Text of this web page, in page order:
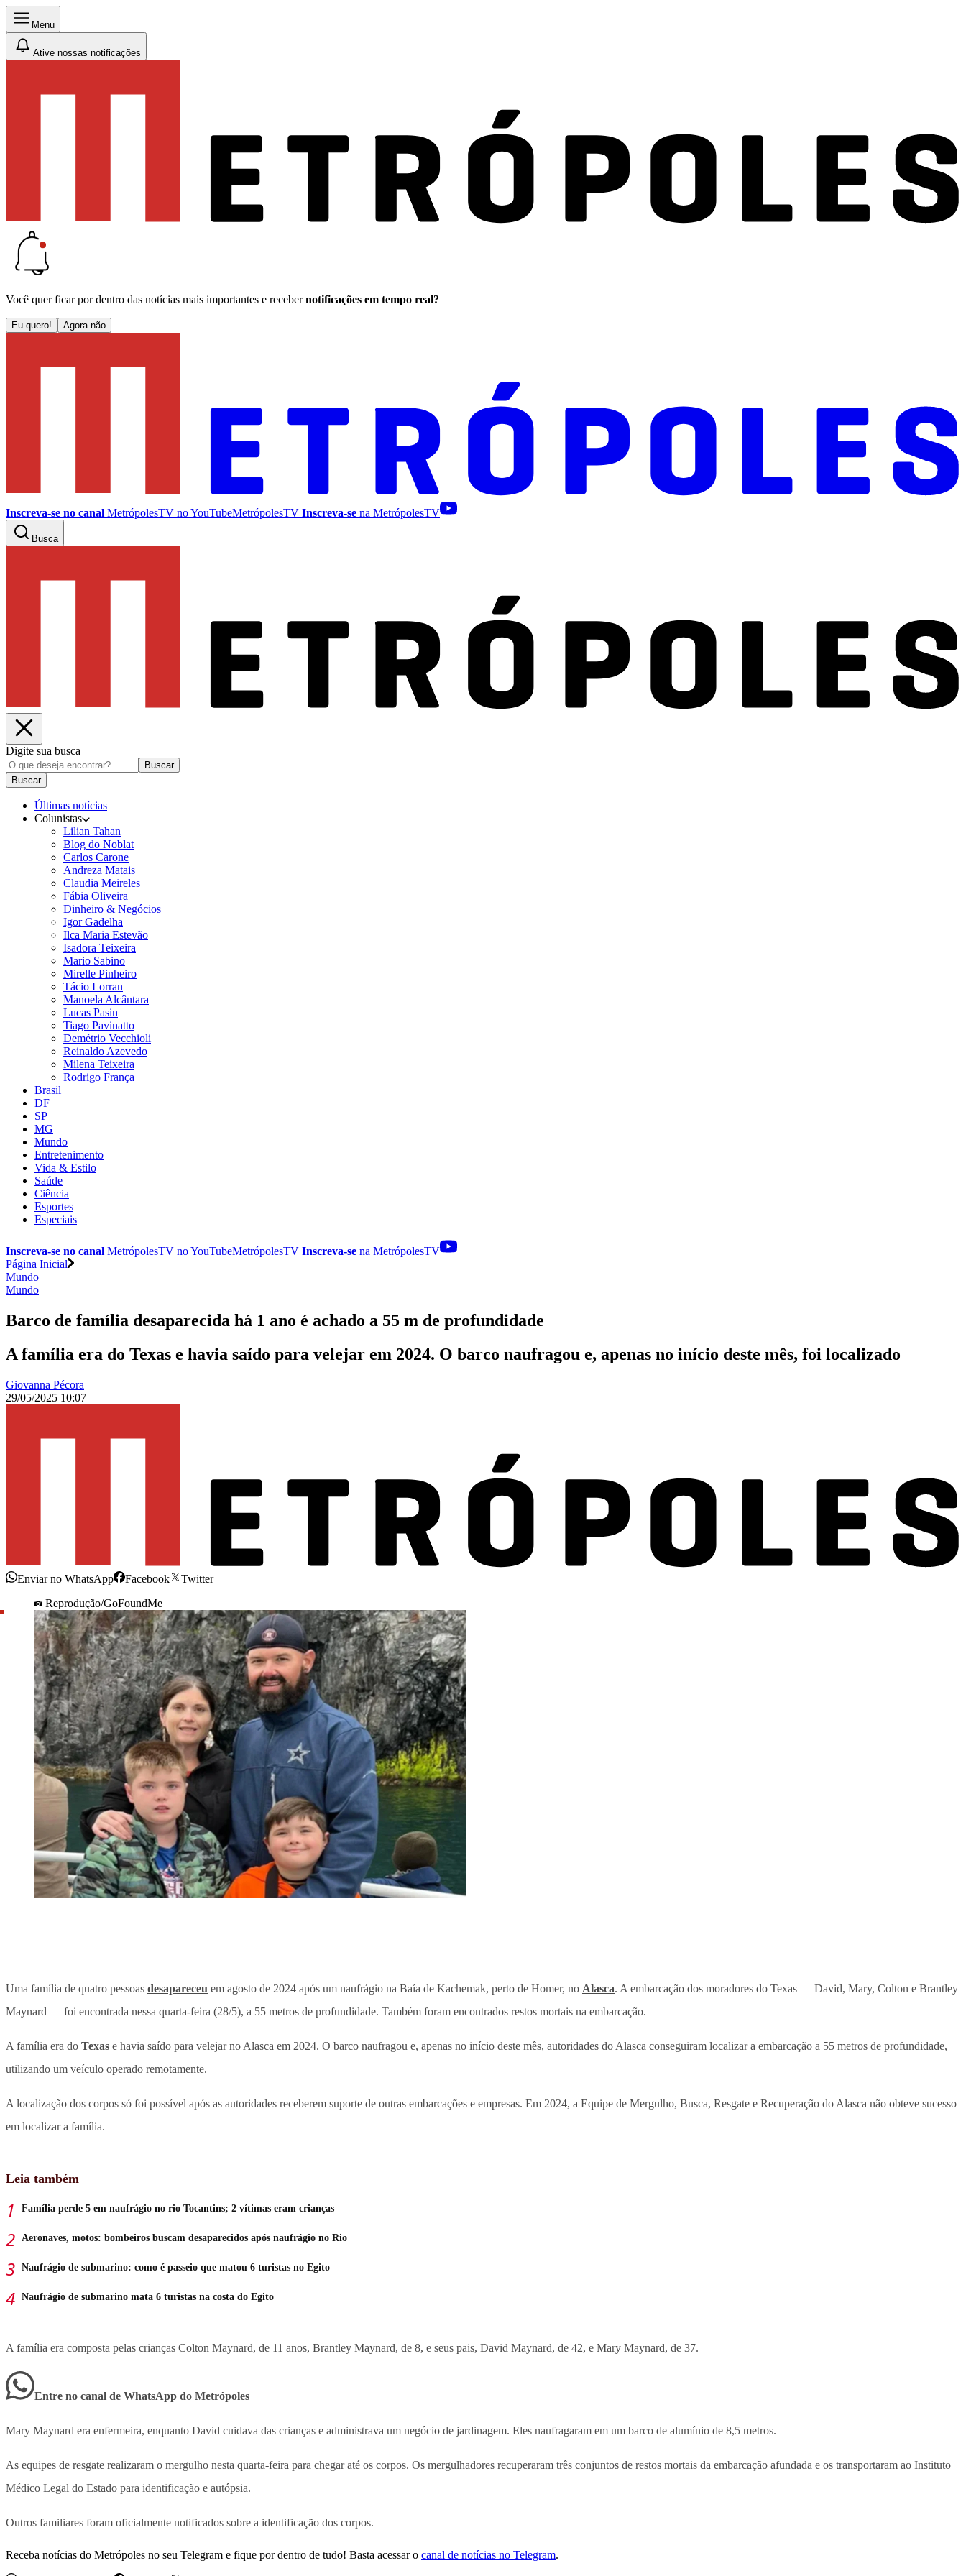
Menu
Ative nossas notificações
Você quer ficar por dentro das notícias mais importantes e receber notificações em tempo real?
Eu quero! Agora não
Inscreva-se no canal MetrópolesTV noYouTubeMetrópolesTV Inscreva-se na MetrópolesTV
Busca
Digite sua busca
Buscar
Buscar
Últimas notícias
Colunistas
Lilian Tahan
Blog do Noblat
Carlos Carone
Andreza Matais
Claudia Meireles
Fábia Oliveira
Dinheiro & Negócios
Igor Gadelha
Ilca Maria Estevão
Isadora Teixeira
Mario Sabino
Mirelle Pinheiro
Tácio Lorran
Manoela Alcântara
Lucas Pasin
Tiago Pavinatto
Demétrio Vecchioli
Reinaldo Azevedo
Milena Teixeira
Rodrigo França
Brasil
DF
SP
MG
Mundo
Entretenimento
Vida & Estilo
Saúde
Ciência
Esportes
Especiais
Inscreva-se no canal MetrópolesTV noYouTubeMetrópolesTV Inscreva-se na MetrópolesTV
Página Inicial
Mundo
Mundo
Barco de família desaparecida há 1 ano é achado a 55 m de profundidade
A família era do Texas e havia saído para velejar em 2024. O barco naufragou e, apenas no início deste mês, foi localizado
Giovanna Pécora
29/05/2025 10:07
Enviar no WhatsApp Facebook
Twitter
Reprodução/GoFoundMe
Uma família de quatro pessoas desapareceu em agosto de 2024 após um naufrágio na Baía de Kachemak, perto de Homer, no Alasca. A embarcação dos moradores do Texas — David, Mary, Colton e Brantley
Maynard — foi encontrada nessa quarta-feira (28/5), a 55 metros de profundidade. Também foram encontrados restos mortais na embarcação.
A família era do Texas e havia saído para velejar no Alasca em 2024. O barco naufragou e, apenas no início deste mês, autoridades do Alasca conseguiram localizar a embarcação a 55 metros de profundidade,
utilizando um veículo operado remotamente.
A localização dos corpos só foi possível após as autoridades receberem suporte de outras embarcações e empresas. Em 2024, a Equipe de Mergulho, Busca, Resgate e Recuperação do Alasca não obteve sucesso
em localizar a família.
Leia também
Família perde 5 em naufrágio no rio Tocantins; 2 vítimas eram crianças
Aeronaves, motos: bombeiros buscam desaparecidos após naufrágio no Rio
Naufrágio de submarino: como é passeio que matou 6 turistas no Egito
Naufrágio de submarino mata 6 turistas na costa do Egito
A família era composta pelas crianças Colton Maynard, de 11 anos, Brantley Maynard, de 8, e seus pais, David Maynard, de 42, e Mary Maynard, de 37.
Entre no canal de WhatsApp do Metrópoles
Mary Maynard era enfermeira, enquanto David cuidava das crianças e administrava um negócio de jardinagem. Eles naufragaram em um barco de alumínio de 8,5 metros.
As equipes de resgate realizaram o mergulho nesta quarta-feira para chegar até os corpos. Os mergulhadores recuperaram três conjuntos de restos mortais da embarcação afundada e os transportaram ao Instituto
Médico Legal do Estado para identificação e autópsia.
Outros familiares foram oficialmente notificados sobre a identificação dos corpos.
Receba notícias do Metrópoles no seu Telegram e fique por dentro de tudo! Basta acessar o canal de notícias no Telegram.